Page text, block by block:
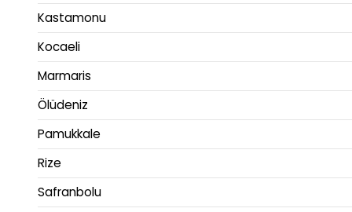
Kastamonu
Kocaeli
Marmaris
Ölüdeniz
Pamukkale
Rize
Safranbolu